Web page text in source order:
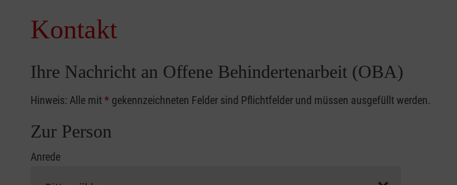
Kontakt
Ihre Nachricht an Offene Behindertenarbeit (OBA)
Hinweis: Alle mit* gekennzeichneten Felder sind Pflichtfelder und müssen ausgefüllt werden.
Zur Person
Anrede